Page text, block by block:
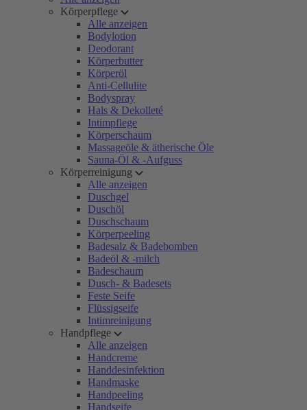
Körperpflege
Alle anzeigen
Bodylotion
Deodorant
Körperbutter
Körperöl
Anti-Cellulite
Bodyspray
Hals & Dekolleté
Intimpflege
Körperschaum
Massageöle & ätherische Öle
Sauna-Öl & -Aufguss
Körperreinigung
Alle anzeigen
Duschgel
Duschöl
Duschschaum
Körperpeeling
Badesalz & Badebomben
Badeöl & -milch
Badeschaum
Dusch- & Badesets
Feste Seife
Flüssigseife
Intimreinigung
Handpflege
Alle anzeigen
Handcreme
Handdesinfektion
Handmaske
Handpeeling
Handseife